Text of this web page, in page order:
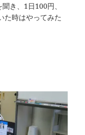
き、1日100円、
た時はやってみた